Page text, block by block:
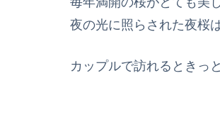
夜の光に照らされた夜桜
カップルで訪れるときっ